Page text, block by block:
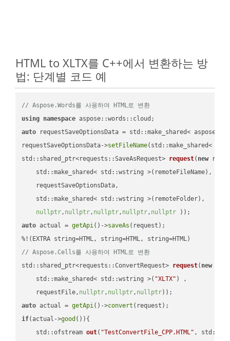
HTML to XLTX를 C++에서 변환하는 방
법: 단계별 코드 예
// Aspose.Words를 사용하여 HTML로 변환
using namespace
auto requestSaveOptionsData = std::make_shared<
requestSaveOptionsData->setFileName(std::make_shared<
std::shared_ptr<requests::SaveAsRequest> request( new
    std::make_shared< std::wstring >(remoteFileName),
    requestSaveOptionsData,
    std::make_shared< std::wstring >(remoteFolder),
nullptr, nullptr, nullptr, nullptr, nullptr ))
auto actual = getApi()->saveAs (request);
// Aspose.Cells를 사용하여 HTML로 변환
std::shared_ptr<requests::ConvertRequest> request( new
    std::make_shared< std::wstring >(
"XLTX" ) ,
    requestFile,
nullptr, nullptr, nullptr))
auto actual = getApi()->convert
if(actual->good ()){
std::ofstream out( "TestConvertFile_CPP.HTML" ,